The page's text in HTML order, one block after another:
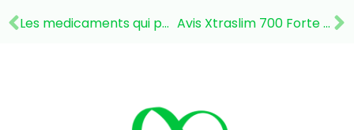
Les medicaments qui permettent de grossir Avis Xtraslim 700 Forte Pharma : petite déception, quelles solutions naturelles privilégier ?